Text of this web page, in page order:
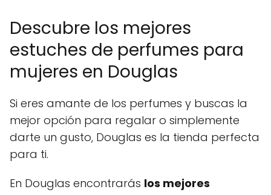
Descubre los mejores
estuches de perfumes para
mujeres en Douglas
Si eres amante de los perfumes y buscas la
mejor opción para regalar o simplemente
darte un gusto, Douglas es la tienda perfecta
para ti.
En Douglas encontrarás los mejores